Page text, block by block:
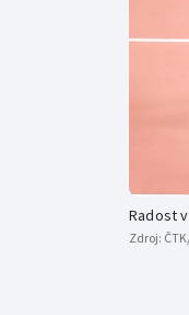
Radost
Zdroj: